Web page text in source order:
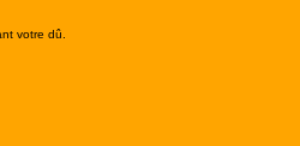
votre dû.